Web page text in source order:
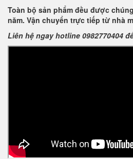
Toàn bộ sản phẩm đều được
năm. Vận chuyển trực tiếp từ nhà
Liên hệ ngay hotline 0982770404